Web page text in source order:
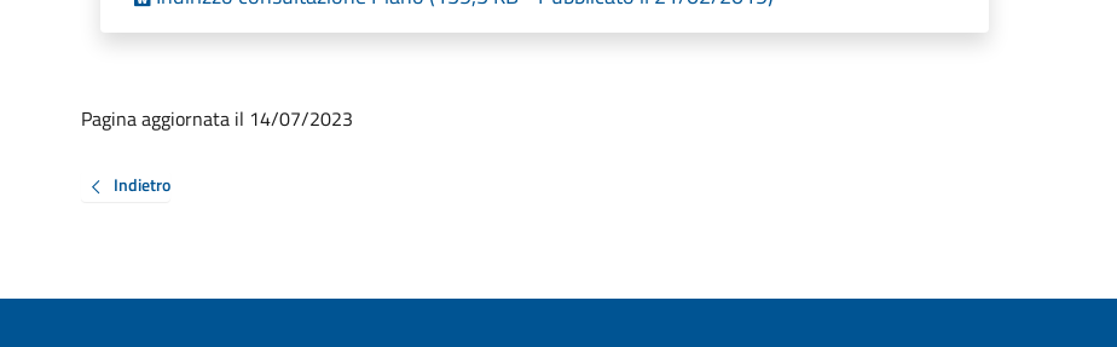
Pagina aggiornata il 14/07/2023
Indietro